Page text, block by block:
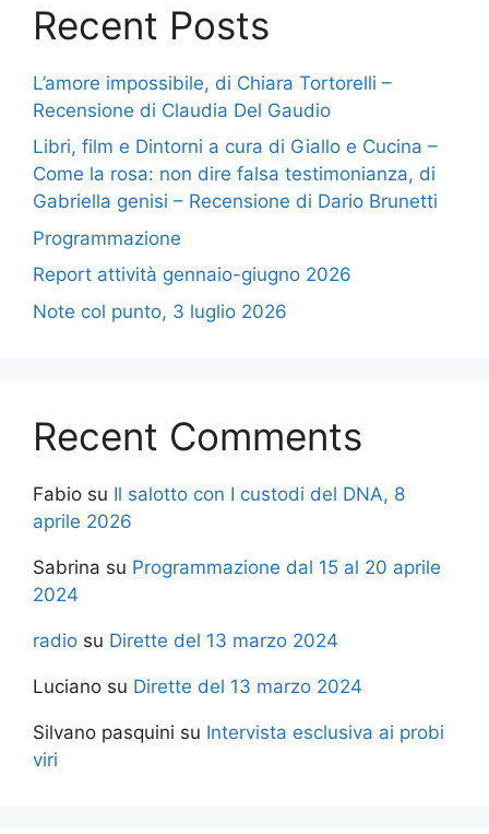
Recent Posts
L’amore impossibile, di Chiara Tortorelli –
Recensione di Claudia Del Gaudio
Libri, film e Dintorni a cura di Giallo e Cucina –
Come la rosa: non dire falsa testimonianza, di
Gabriella genisi – Recensione di Dario Brunetti
Programmazione
Report attività gennaio-giugno 2026
Note col punto, 3 luglio 2026
Recent Comments
Fabio su Il salotto con I custodi del DNA, 8
aprile 2026
Sabrina su Programmazione dal 15 al 20 aprile
2024
radio su Dirette del 13 marzo 2024
Luciano su Dirette del 13 marzo 2024
Silvano pasquini su Intervista esclusiva ai probi
viri